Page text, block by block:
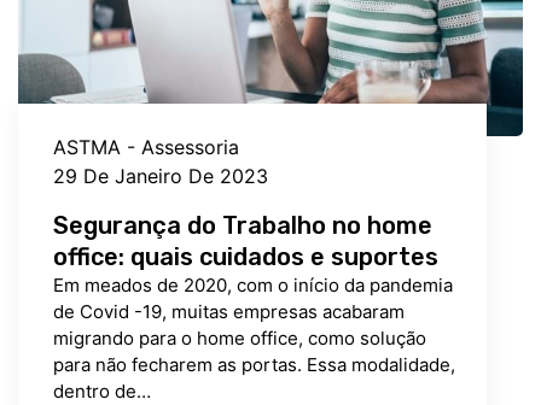
ASTMA - Assessoria
29 De Janeiro De 2023
Segurança do Trabalho no home
office: quais cuidados e suportes
Em meados de 2020, com o início da pandemia
de Covid -19, muitas empresas acabaram
migrando para o home office, como solução
para não fecharem as portas. Essa modalidade,
dentro de…